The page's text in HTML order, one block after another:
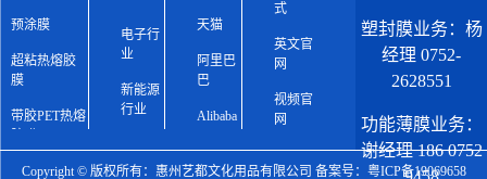
预涂膜
超粘热熔胶
膜
带胶PET热熔
功能型热熔
电子行
业
新能源
行业
印行业
天猫
阿里巴
巴
Alibaba
式
英文官
网
视频官
网
塑封膜业务：杨
经理 0752-
2628551
功能薄膜业务：
谢经理 186 0752
Copyright © 版权所有：惠州艺都文化用品有限公司 备案号： 粤ICP备19069658